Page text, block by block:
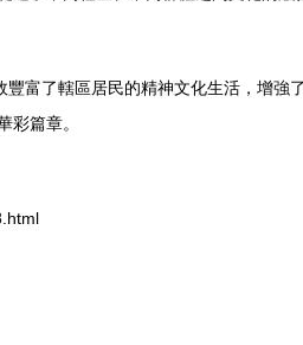
富了轄區居民的精神文化生活，增強
篇章。